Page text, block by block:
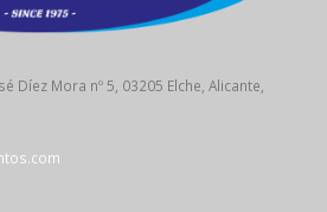
Díez Mora nº 5, 03205 Elche, Alicante,